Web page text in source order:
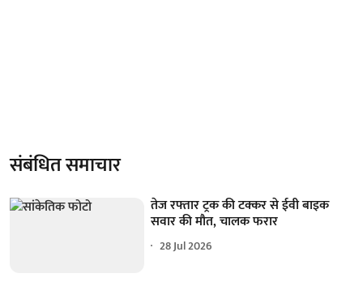
संबंधित समाचार
तेज रफ्तार ट्रक की टक्कर से ईवी बाइक
सवार की मौत, चालक फरार
28 Jul 2026